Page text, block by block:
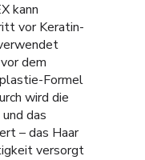
kann
vor Keratin-
dem
Formel
wird die
das
– das Haar
versorgt